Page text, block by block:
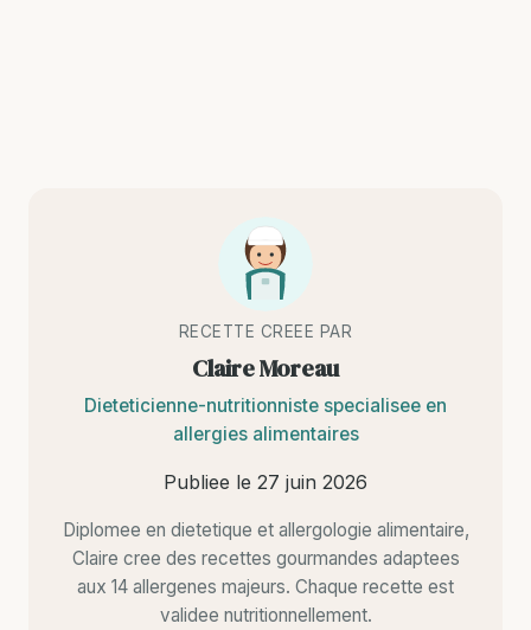
RECETTE CREEE PAR
Claire Moreau
Dieteticienne-nutritionniste specialisee en
allergies alimentaires
Publiee le 27 juin 2026
Diplomee en dietetique et allergologie alimentaire,
Claire cree des recettes gourmandes adaptees
aux 14 allergenes majeurs. Chaque recette est
validee nutritionnellement.